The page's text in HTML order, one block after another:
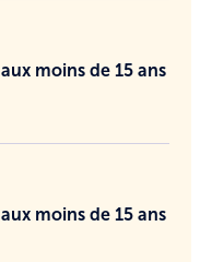
moins de 15 ans
moins de 15 ans